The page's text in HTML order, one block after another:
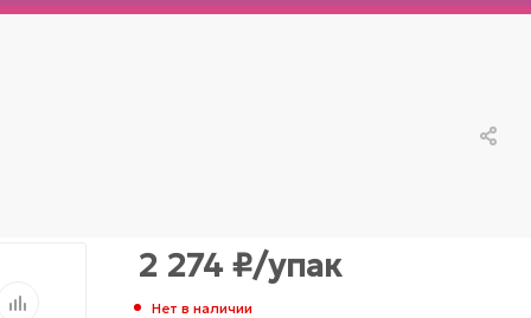
2 274 ₽/упак
Нет в наличии